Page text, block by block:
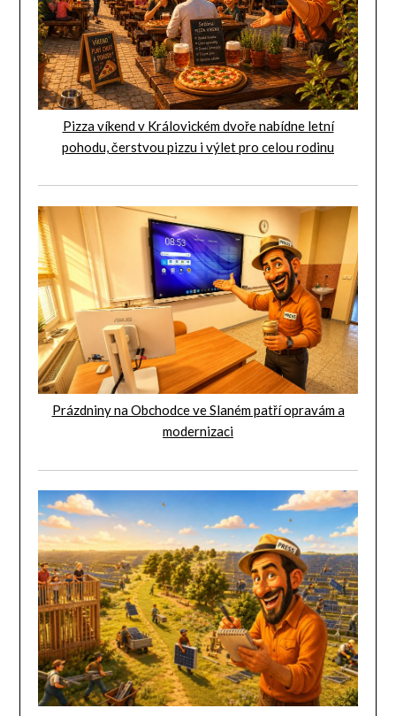
Pizza víkend v Královickém dvoře nabídne letní
pohodu, čerstvou pizzu i výlet pro celou rodinu
Prázdniny na Obchodce ve Slaném patří opravám a
modernizaci